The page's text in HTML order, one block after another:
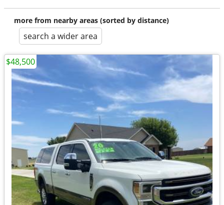
more from nearby areas (sorted by distance)
search a wider area
$48,500